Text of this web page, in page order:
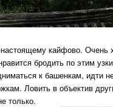
кайфово. Очень
бродить по этим
к башенкам, идти
Ловить в объектив
только.